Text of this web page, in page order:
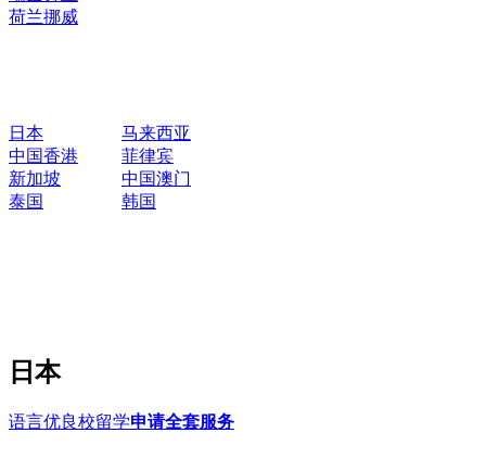
荷兰挪威
日本
马来西亚
中国香港
菲律宾
新加坡
中国澳门
泰国
韩国
日本
语言优良校留学申请全套服务